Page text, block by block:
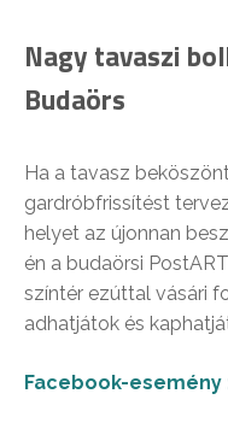
Nagy tavaszi
Budaörs
Ha a tavasz
gardróbfrissítést
helyet az újonnan
én a budaörsi
színtér ezúttal vásári
adhatjátok és
Facebook-esemény